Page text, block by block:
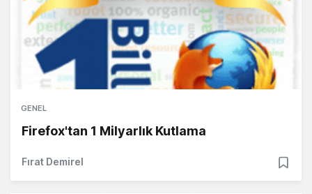
GENEL
Firefox'tan 1 Milyarlık Kutlama
Fırat Demirel